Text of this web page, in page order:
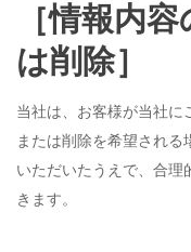
［情報内
は削除］
当社は、お客様が当社に
または削除を希望され
いただいたうえで、合理
きます。